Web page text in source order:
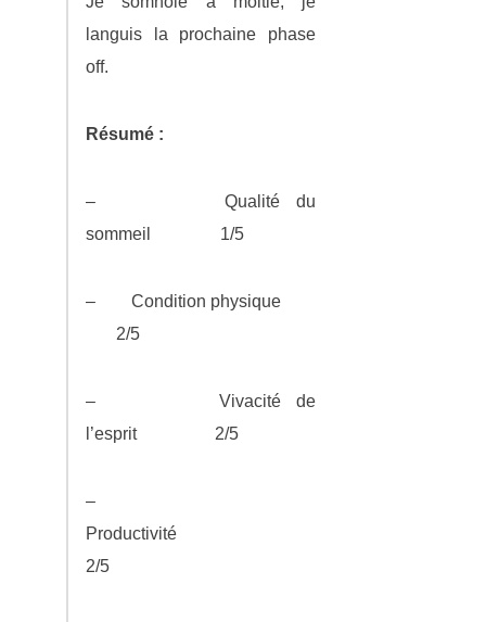
languis la prochaine phase
off.
Résumé :
– Qualité du
sommeil 1/5
– Condition physique
2/5
– Vivacité de
l’esprit 2/5
–
Productivité
2/5